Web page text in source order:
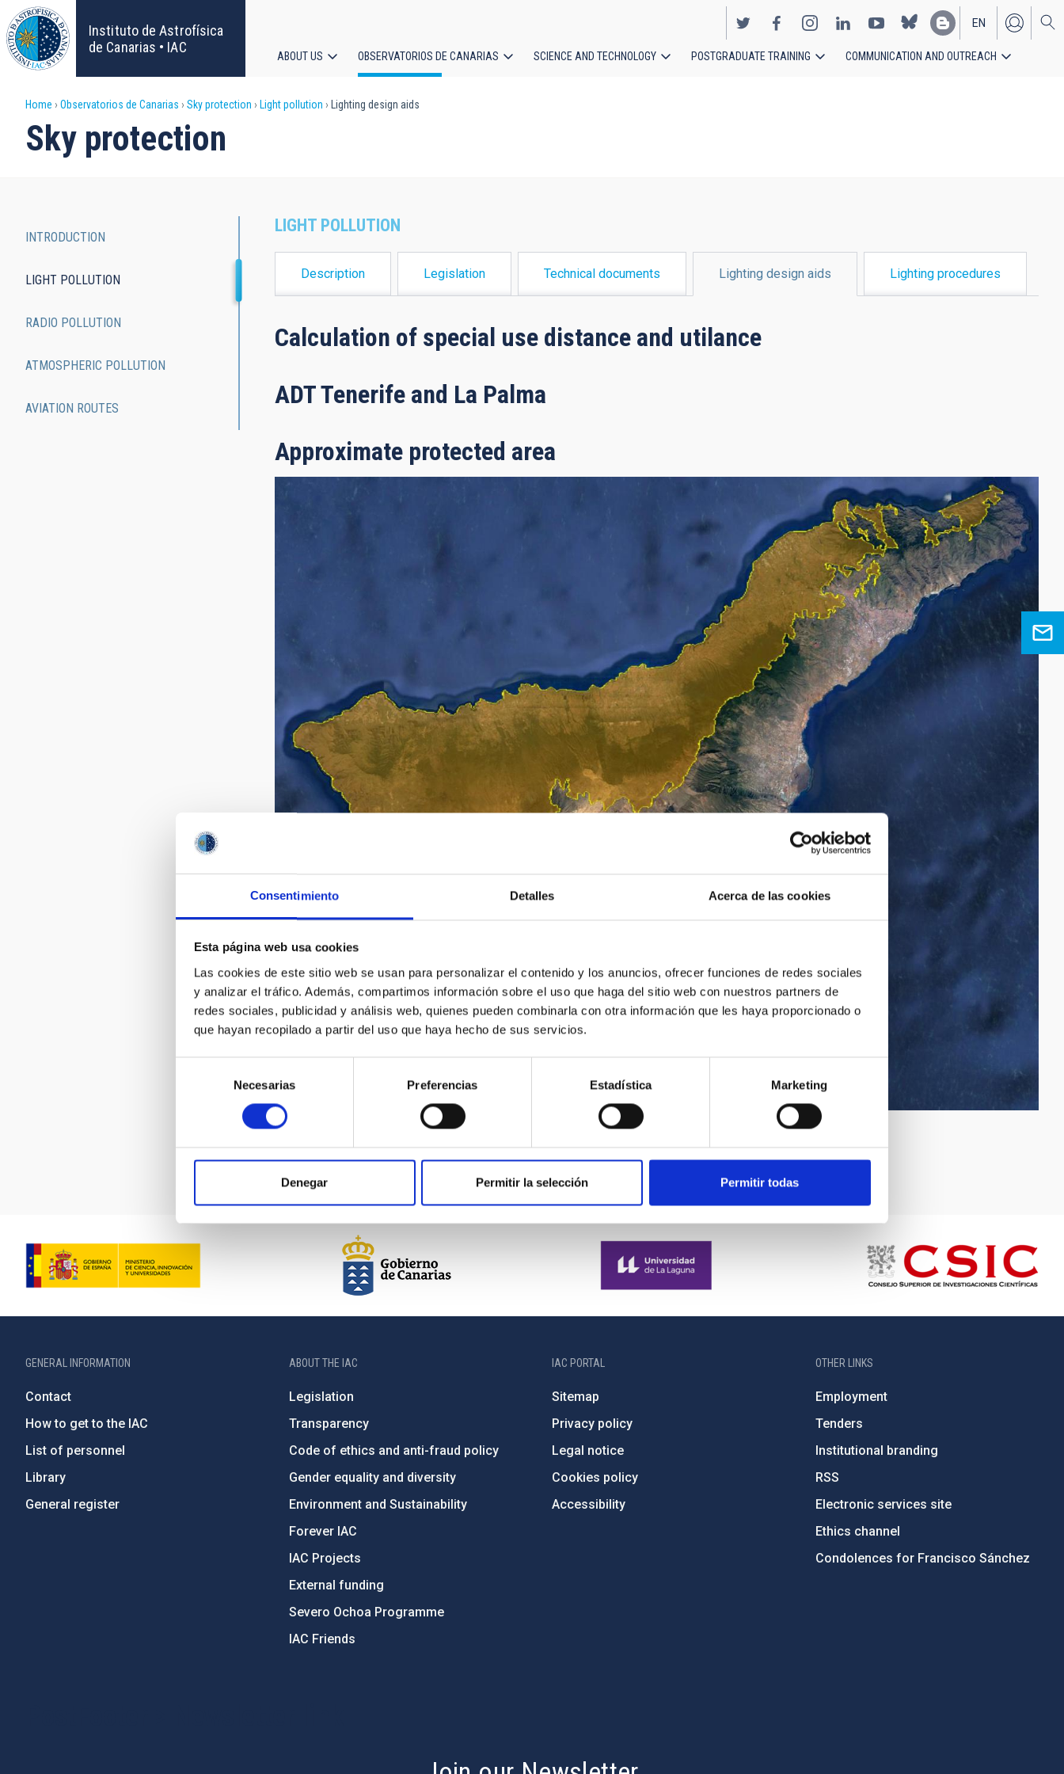
Consentimiento Detalles Acerca de las cookies
Esta página web usa cookies
Las cookies de este sitio web se usan para personalizar el contenido y los anuncios, ofrecer funciones de redes sociales
y analizar el tráfico. Además, compartimos información sobre el uso que haga del sitio web con nuestros partners de
redes sociales, publicidad y análisis web, quienes pueden combinarla con otra información que les haya proporcionado o
que hayan recopilado a partir del uso que haya hecho de sus servicios.
consentimiento
Necesarias Preferencias Estadística Marketing
Denegar Permitir la selección Permitir todas
Skip
to
main
content
Instituto de Astrofísica
de Canarias • IAC
EN
ES
navigation
ABOUT US OBSERVATORIOS DE CANARIAS SCIENCE AND TECHNOLOGY POSTGRADUATE TRAINING COMMUNICATION AND OUTREACH
Breadcrumb
Home Observatorios de Canarias Sky protection Light pollution Lighting design aids
Sky protection
LIGHT POLLUTION
Description Legislation Technical documents Lighting design aids Lighting procedures
Calculation of special use distance and utilance
ADT Tenerife and La Palma
Approximate protected area
Miscellaneous
navigation
INTRODUCTION
LIGHT POLLUTION
RADIO POLLUTION
ATMOSPHERIC POLLUTION
AVIATION ROUTES
GENERAL INFORMATION
Contact
How to get to the IAC
List of personnel
Library
General register
ABOUT THE IAC
Legislation
Transparency
Code of ethics and anti-fraud policy
Gender equality and diversity
Environment and Sustainability
Forever IAC
IAC Projects
External funding
Severo Ochoa Programme
IAC Friends
IAC PORTAL
Sitemap
Privacy policy
Legal notice
Cookies policy
Accessibility
OTHER LINKS
Employment
Tenders
Institutional branding
RSS
Electronic services site
Ethics channel
Condolences for Francisco Sánchez